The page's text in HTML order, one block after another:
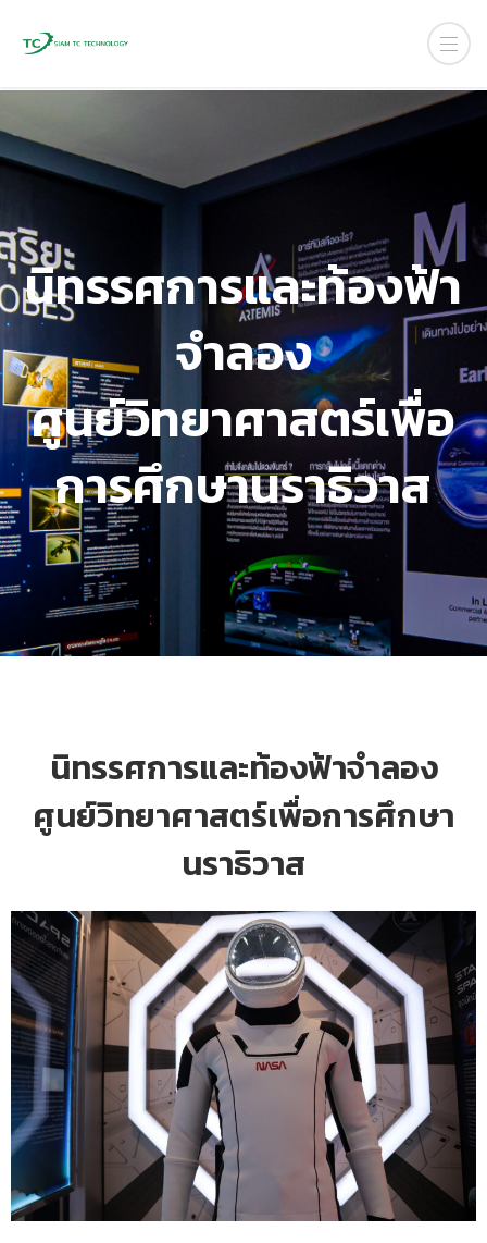
นิทรรศการและท้องฟ้า
จำลอง
ศูนย์วิทยาศาสตร์เพื่อ
การศึกษานราธิวาส
นิทรรศการและท้องฟ้าจำลอง
ศูนย์วิทยาศาสตร์เพื่อการศึกษา
นราธิวาส